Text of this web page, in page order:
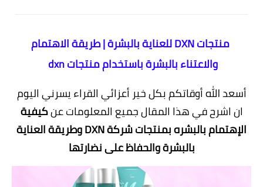
منتجات DXN للعناية بالبشرة | طريقة الاهتمام
والاعتناء بالبشرة باستخدام منتجات dxn
أسعد الله أوقاتكم بكل خير أعزائي القراء يسرني اليوم
ان اشرح في هذا المقال جميع المعلومات عنكيفية
الإهتمام بالبشره بمنتجات شركة DXN وطريقة العناية
بالبشرة والحفاظ على نضارتها